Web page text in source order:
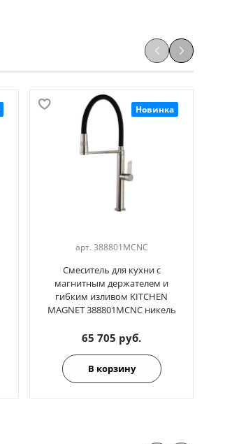
Новинка
арт. 388801MCNC
Смеситель для кухни с
магнитным держателем и
гибким изливом KITCHEN
MAGNET 388801MCNC никель
65 705 руб.
В корзину